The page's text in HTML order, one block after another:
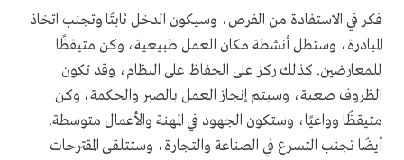
فكر في الاستفادة من الفرص، وسيكون الدخل ثابتًا وتجنب اتخاذ
المبادرة، وستظل أنشطة مكان العمل طبيعية، وكن متيقظًا
للمعارضين. كذلك ركز على الحفاظ على النظام، وقد تكون
الظروف صعبة، وسيتم إنجاز العمل بالصبر والحكمة، وكن
متيقظًا وواعيًا، وستكون الجهود في المهنة والأعمال متوسطة.
أيضًا تجنب التسرع في الصناعة والتجارة، وستتلقى المقترحات